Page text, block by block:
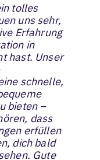
tolles
uns sehr,
Erfahrung
in
hast. Unser
schnelle,
bieten –
dass
erfüllen
dich bald
Gute